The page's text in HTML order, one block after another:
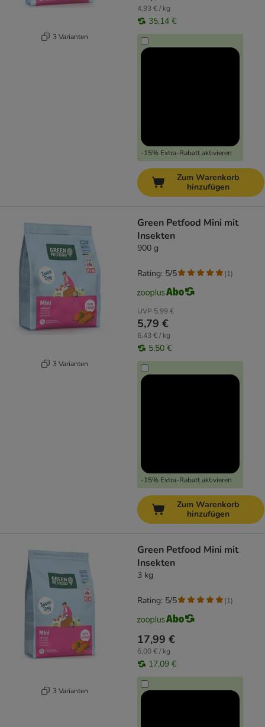
3 Varianten
4,93 € / kg
35,14 €
-15% Extra-Rabatt aktivieren
Zum Warenkorb
hinzufügen
3 Varianten
Green Petfood Mini mit
Insekten
900 g
UVP 5,99 €
5,79 €
6,43 € / kg
5,50 €
-15% Extra-Rabatt aktivieren
Rating: 5/5 (1)
Zum Warenkorb
hinzufügen
3 Varianten
Green Petfood Mini mit
Insekten
3 kg
17,99 €
6,00 € / kg
17,09 €
Rating: 5/5 (1)